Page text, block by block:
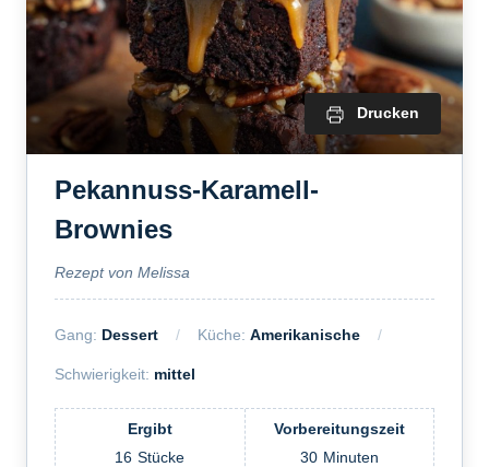
Drucken
Pekannuss-Karamell-
Brownies
Rezept von Melissa
Gang: Dessert Küche: Amerikanische
Schwierigkeit: mittel
Ergibt
16 Stücke
Vorbereitungszeit
30 Minuten